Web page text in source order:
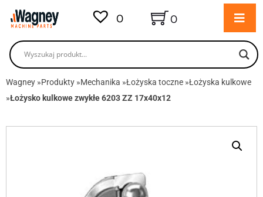
0 0
Wagney »Produkty »Mechanika »Łożyska toczne »Łożyska kulkowe
»Łożysko kulkowe zwykłe 6203 ZZ 17x40x12